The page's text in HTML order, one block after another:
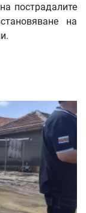
пострадалите
на